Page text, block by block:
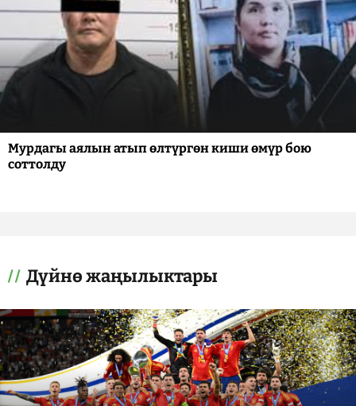
Мурдагы аялын атып өлтүргөн киши өмүр бою
соттолду
Дүйнө жаңылыктары